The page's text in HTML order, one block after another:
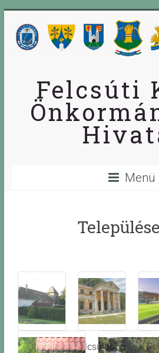
Felcsúti
Menü
Óbarok
Alcsútdobo